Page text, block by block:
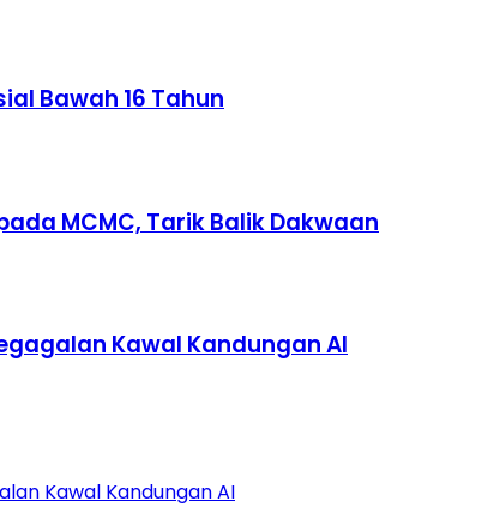
Bawah 16 Tahun
MCMC, Tarik Balik Dakwaan
Kawal Kandungan AI
Kawal Kandungan AI